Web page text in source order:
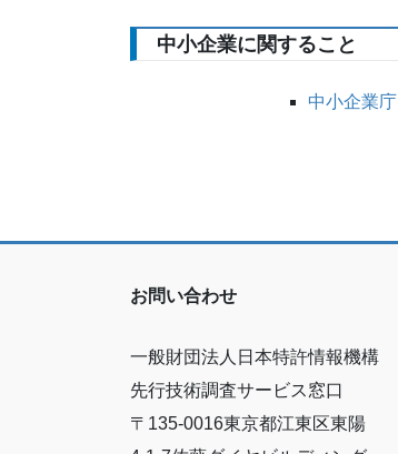
中小企業に関すること
中小企業庁
お問い合わせ
一般財団法人日本特許情報機構
先行技術調査サービス窓口
〒135-0016東京都江東区東陽